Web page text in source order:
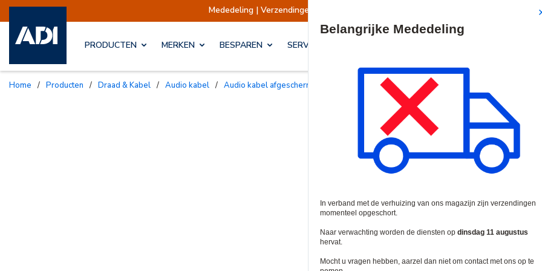
Mededeling | Verzendingen opgeschort Verzendingen worden op
PRODUCTEN MERKEN BESPAREN SERVICES & OPLOSSINGEN
Home / Producten / Draad & Kabel / Audio kabel / Audio kabel afgeschermd